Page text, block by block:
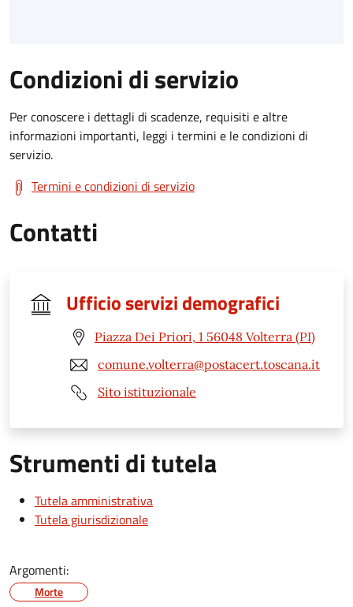
Condizioni di servizio
Per conoscere i dettagli di scadenze, requisiti e altre
informazioni importanti, leggi i termini e le condizioni di
servizio.
Termini e condizioni di servizio
Contatti
Ufficio servizi demografici
Piazza Dei Priori, 1 56048 Volterra (PI)
comune.volterra@postacert.toscana.it
Sito istituzionale
Strumenti di tutela
Tutela amministrativa
Tutela giurisdizionale
Argomenti:
Morte